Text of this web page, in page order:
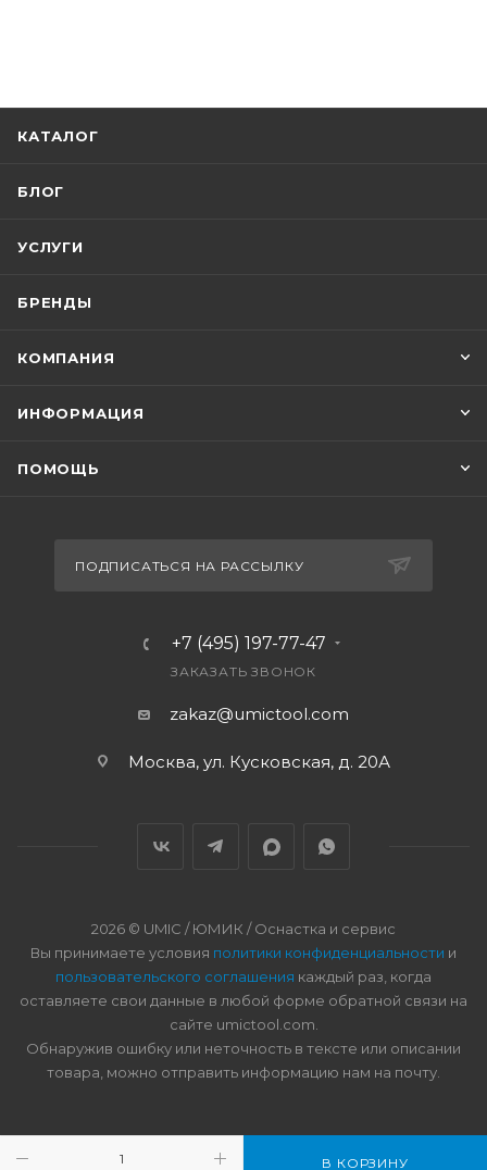
В КОРЗИНУ
КАТАЛОГ
БЛОГ
УСЛУГИ
БРЕНДЫ
КОМПАНИЯ
ИНФОРМАЦИЯ
ПОМОЩЬ
ПОДПИСАТЬСЯ НА РАССЫЛКУ
+7 (495) 197-77-47
ЗАКАЗАТЬ ЗВОНОК
zakaz@umictool.com
Москва, ул. Кусковская, д. 20А
2026 © UMIC / ЮМИК / Оснастка и сервис
Вы принимаете условия политики конфиденциальности и
пользовательского соглашения каждый раз, когда
оставляете свои данные в любой форме обратной связи на
сайте umictool.com.
Обнаружив ошибку или неточность в тексте или описании
товара, можно отправить информацию нам на почту.